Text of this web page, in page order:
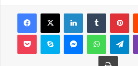
Facebook
X LinkedInTumblr
Pocket Skype MessengerWhatsApp
Yazdır